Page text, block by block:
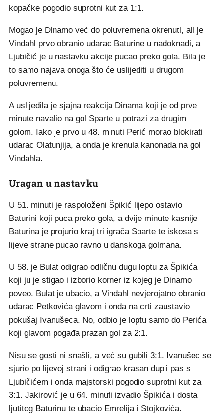
kopačke pogodio suprotni kut za 1:1.
Mogao je Dinamo već do poluvremena okrenuti, ali je
Vindahl prvo obranio udarac Baturine u nadoknadi, a
Ljubičić je u nastavku akcije pucao preko gola. Bila je
to samo najava onoga što će uslijediti u drugom
poluvremenu.
A uslijedila je sjajna reakcija Dinama koji je od prve
minute navalio na gol Sparte u potrazi za drugim
golom. Iako je prvo u 48. minuti Perić morao blokirati
udarac Olatunjija, a onda je krenula kanonada na gol
Vindahla.
Uragan u nastavku
U 51. minuti je raspoloženi Špikić lijepo ostavio
Baturini koji puca preko gola, a dvije minute kasnije
Baturina je projurio kraj tri igrača Sparte te iskosa s
lijeve strane pucao ravno u danskoga golmana.
U 58. je Bulat odigrao odličnu dugu loptu za Špikića
koji ju je stigao i izborio korner iz kojeg je Dinamo
poveo. Bulat je ubacio, a Vindahl nevjerojatno obranio
udarac Petkovića glavom i onda na crti zaustavio
pokušaj Ivanušeca. No, odbio je loptu samo do Perića
koji glavom pogađa prazan gol za 2:1.
Nisu se gosti ni snašli, a već su gubili 3:1. Ivanušec se
sjurio po lijevoj strani i odigrao krasan dupli pas s
Ljubičićem i onda majstorski pogodio suprotni kut za
3:1. Jakirović je u 64. minuti izvadio Špikića i dosta
ljutitog Baturinu te ubacio Emrelija i Stojkovića.